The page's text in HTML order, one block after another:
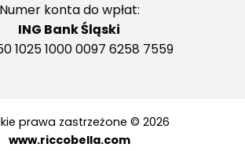
Numer konta do wpłat:
ING Bank Śląski
1025 1000 0097 6258 7559
prawa zastrzeżone © 2026
www.riccobella.com